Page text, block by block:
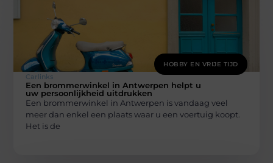
HOBBY EN VRIJE TIJD
Carlinks
Een brommerwinkel in Antwerpen helpt u
uw persoonlijkheid uitdrukken
Een brommerwinkel in Antwerpen is vandaag veel
meer dan enkel een plaats waar u een voertuig koopt.
Het is de